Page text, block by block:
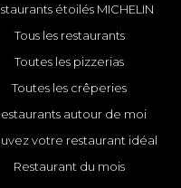
étoilés MICHELIN
Tous les restaurants
Toutes les pizzerias
Toutes les crêperies
autour de moi
votre restaurant idéal
Restaurant du mois